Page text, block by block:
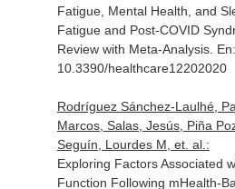
Fatigue, Mental Health, and
Fatigue and Post-COVID
Review with Meta-Analysis.
10.3390/healthcare12202020
Rodríguez Sánchez-Laulhé,
Marcos, Salas, Jesús, Piña
Seguín, Lourdes M, et. al.:
Exploring Factors Associated
Function Following mHealth-